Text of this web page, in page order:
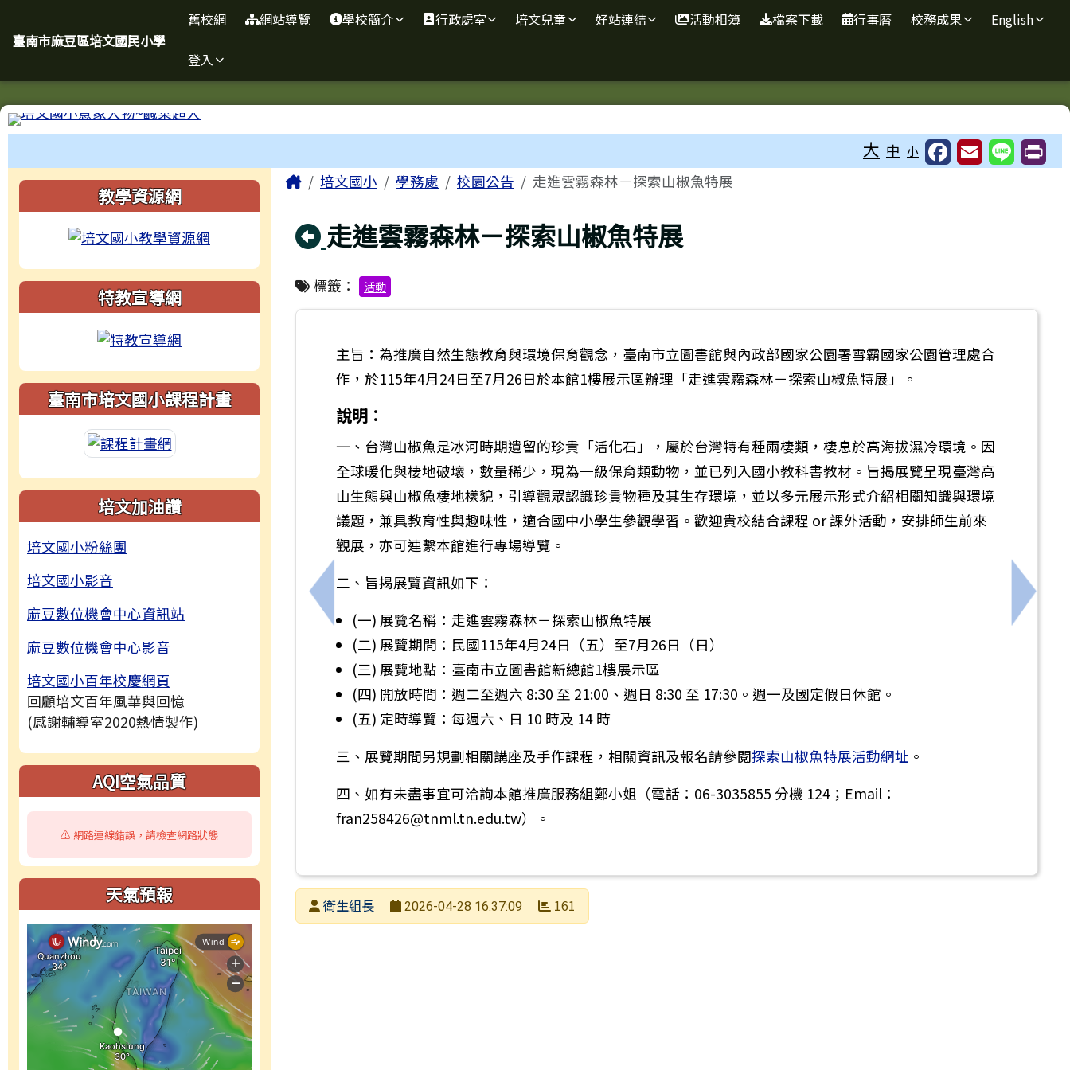
臺南市麻豆區培文國民小學
臺南市麻豆區培文國民小學
舊校網 網站導覽 學校簡介 行政處室 培文兒童 好站連結 活動相簿 檔案下載 行事曆 校務成果 English
登入
大 中 小
左邊區域內容
教學資源網
特教宣導網
臺南市培文國小課程計畫
培文加油讚
培文國小粉絲團
培文國小影音
麻豆數位機會中心資訊站
麻豆數位機會中心影音
培文國小百年校慶網頁
回顧培文百年風華與回憶
(感謝輔導室2020熱情製作)
右邊區域內容
AQI空氣品質
⚠️ 網路連線錯誤，請檢查網路狀態
天氣預報
主內容區域
Home培文國小 學務處 校園公告 走進雲霧森林－探索山椒魚特展
回上頁
走進雲霧森林－探索山椒魚特展
標籤： 活動
上一筆：檢送本市辦理115年度「防制校園霸凌家長研習會」實施計畫，轉知家長踴躍報名參加
主旨：為推廣自然生態教育與環境保育觀念，臺南市立圖書館與內政部國家公園署雪霸國家公園管理處合
作，於115年4月24日至7月26日於本館1樓展示區辦理「走進雲霧森林－探索山椒魚特展」。
說明：
一、台灣山椒魚是冰河時期遺留的珍貴「活化石」，屬於台灣特有種兩棲類，棲息於高海拔濕冷環境。因
全球暖化與棲地破壞，數量稀少，現為一級保育類動物，並已列入國小教科書教材。旨揭展覽呈現臺灣高
山生態與山椒魚棲地樣貌，引導觀眾認識珍貴物種及其生存環境，並以多元展示形式介紹相關知識與環境
議題，兼具教育性與趣味性，適合國中小學生參觀學習。歡迎貴校結合課程 or 課外活動，安排師生前來
觀展，亦可連繫本館進行專場導覽。
二、旨揭展覽資訊如下：
(一) 展覽名稱：走進雲霧森林－探索山椒魚特展
(二) 展覽期間：民國115年4月24日（五）至7月26日（日）
(三) 展覽地點：臺南市立圖書館新總館1樓展示區
(四) 開放時間：週二至週六 8:30 至 21:00、週日 8:30 至 17:30。週一及國定假日休館。
(五) 定時導覽：每週六、日 10 時及 14 時
三、展覽期間另規劃相關講座及手作課程，相關資訊及報名請參閱探索山椒魚特展活動網址 。
四、如有未盡事宜可洽詢本館推廣服務組鄭小姐（電話：06-3035855 分機 124；Email：
fran258426@tnml.tn.edu.tw）。
下一
發布者衛生組長
2026-04-28 16:37:09 161
頁尾區域